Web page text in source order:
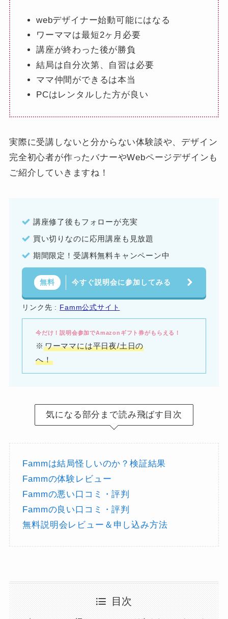
webデザイナー始動可能にはなる
ワーママは最短2ヶ月必要
講座が終わった後が勝負
結局は自分次第、自習は必要
ママ仲間ができるは本当
PCはレンタルした方が良い
実際に受講しないと分からない体験談や、デザイン
完全初心者が作ったバナーやWebページデザインも
ご紹介していきますね！
講座修了後もフォローが充実
買い切りなのに応用講座も見放題
期間限定！受講料無料キャンペーン中
無料 今すぐ説明会に参加してみる
リンク先 : Famm公式サイト
今だけ！説明会参加でAmazonギフト券がもらえる！
※ ワーママには平日夜/土日の
へ！
気になる部分まで読み飛ばす目次
Fammは結局怪しいのか？検証結果
Fammの体験レビュー
Fammの悪い口コミ・評判
Fammの良い口コミ・評判
無料説明会レビュー＆申し込み方法
目次